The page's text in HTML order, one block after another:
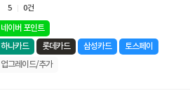
5 0건
네이버 포인트
하나카드
롯데카드 삼성카드
토스페이
업그레이드/추가